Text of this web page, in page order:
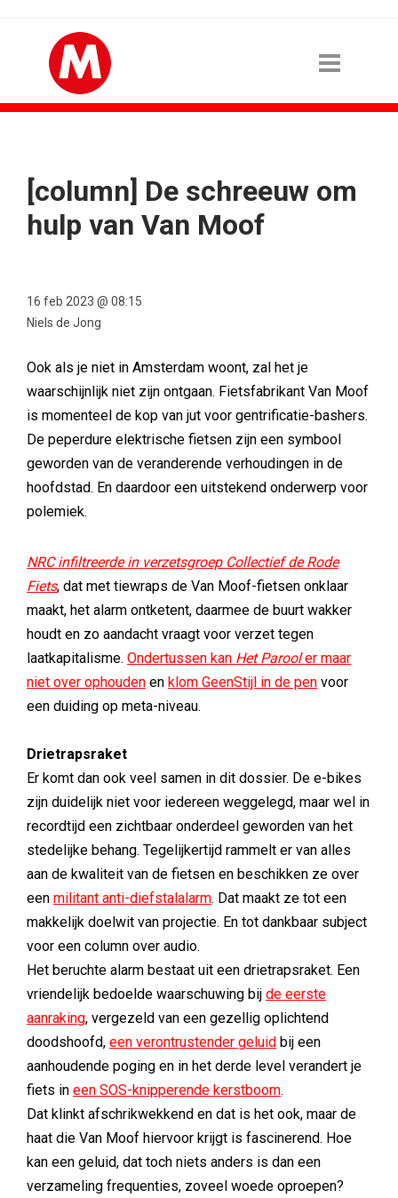
[column] De schreeuw om
hulp van Van Moof
16 feb 2023 @ 08:15
Niels de Jong
Ook als je niet in Amsterdam woont, zal het je
waarschijnlijk niet zijn ontgaan. Fietsfabrikant Van Moof
is momenteel de kop van jut voor gentrificatie-bashers.
De peperdure elektrische fietsen zijn een symbool
geworden van de veranderende verhoudingen in de
hoofdstad. En daardoor een uitstekend onderwerp voor
polemiek.
NRC infiltreerde in verzetsgroep Collectief de Rode
Fiets, dat met tiewraps de Van Moof-fietsen onklaar
maakt, het alarm ontketent, daarmee de buurt wakker
houdt en zo aandacht vraagt voor verzet tegen
laatkapitalisme. Ondertussen kan Het Parooler maar
niet over ophouden en klom GeenStijl in de pen voor
een duiding op meta-niveau.
Drietrapsraket
Er komt dan ook veel samen in dit dossier. De e-bikes
zijn duidelijk niet voor iedereen weggelegd, maar wel in
recordtijd een zichtbaar onderdeel geworden van het
stedelijke behang. Tegelijkertijd rammelt er van alles
aan de kwaliteit van de fietsen en beschikken ze over
een militant anti-diefstalalarm. Dat maakt ze tot een
makkelijk doelwit van projectie. En tot dankbaar subject
voor een column over audio.
Het beruchte alarm bestaat uit een drietrapsraket. Een
vriendelijk bedoelde waarschuwing bij de eerste
aanraking, vergezeld van een gezellig oplichtend
doodshoofd, een verontrustender geluid bij een
aanhoudende poging en in het derde level verandert je
fiets in een SOS-knipperende kerstboom.
Dat klinkt afschrikwekkend en dat is het ook, maar de
haat die Van Moof hiervoor krijgt is fascinerend. Hoe
kan een geluid, dat toch niets anders is dan een
verzameling frequenties, zoveel woede oproepen?